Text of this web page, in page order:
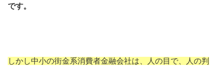
です。
しかし中小の街金系消費者金融会社は、人の目で、人の判